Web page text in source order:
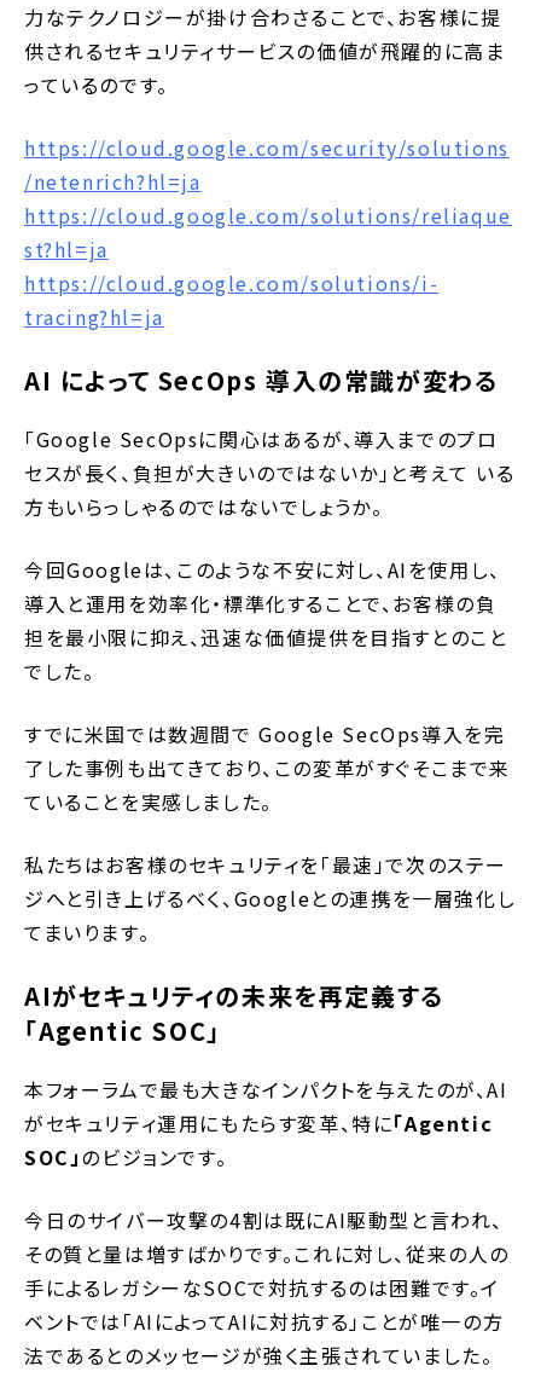
力なテクノロジーが掛け合わさることで、お客様に提
供されるセキュリティサービスの価値が飛躍的に高ま
っているのです。
https://cloud.google.com/security/solutions
/netenrich?hl=ja
https://cloud.google.com/solutions/reliaque
st?hl=ja
https://cloud.google.com/solutions/i-
tracing?hl=ja
AI によって SecOps 導入の常識が変わる
「Google SecOpsに関心はあるが、導入までのプロ
セスが長く、負担が大きいのではないか」と考えて いる
方もいらっしゃるのではないでしょうか。
今回Googleは、このような不安に対し、AIを使用し、
導入と運用を効率化・標準化することで、お客様の負
担を最小限に抑え、迅速な価値提供を目指すとのこと
でした。
すでに米国では数週間で Google SecOps導入を完
了した事例も出てきており、この変革がすぐそこまで来
ていることを実感しました。
私たちはお客様のセキュリティを「最速」で次のステー
ジへと引き上げるべく、Googleとの連携を一層強化し
てまいります。
AIがセキュリティの未来を再定義する
「Agentic SOC」
本フォーラムで最も大きなインパクトを与えたのが、AI
がセキュリティ運用にもたらす変革、特に「Agentic
SOC」のビジョンです。
今日のサイバー攻撃の4割は既にAI駆動型と言われ、
その質と量は増すばかりです。これに対し、従来の人の
手によるレガシーなSOCで対抗するのは困難です。イ
ベントでは「AIによってAIに対抗する」ことが唯一の方
法であるとのメッセージが強く主張されていました。